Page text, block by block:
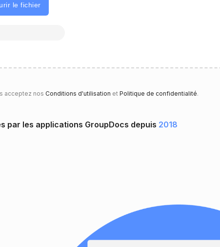
le fichier
acceptez nos Conditions d'utilisation et Politique de confidentialité.
par les applications GroupDocs depuis 2018